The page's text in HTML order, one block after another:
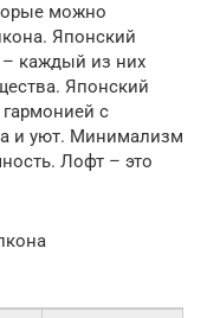
можно
Японский
каждый из них
Японский
гармонией с
и уют. Минимализм
Лофт – это